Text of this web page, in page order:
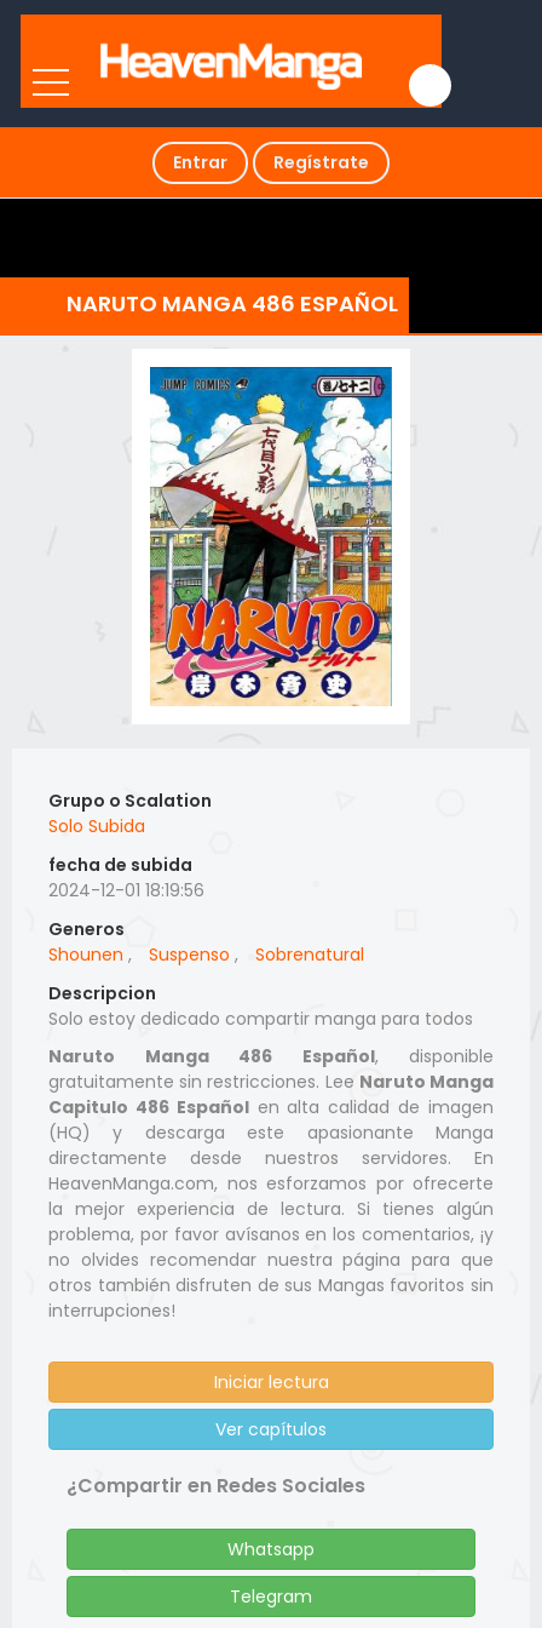
Entrar Regístrate
NARUTO MANGA 486 ESPAÑOL
Grupo o Scalation
Solo Subida
fecha de subida
2024-12-01 18:19:56
Generos
Shounen , Suspenso ,
Sobrenatural
Descripcion
Solo estoy dedicado compartir manga para todos
Naruto Manga 486 Español, disponible
gratuitamente sin restricciones. Lee Naruto Manga
Capitulo 486 Españolen alta calidad de imagen
(HQ) y descarga este apasionante Manga
directamente desde nuestros servidores. En
HeavenManga.com, nos esforzamos por ofrecerte
la mejor experiencia de lectura. Si tienes algún
problema, por favor avísanos en los comentarios, ¡y
no olvides recomendar nuestra página para que
otros también disfruten de sus Mangas favoritos sin
interrupciones!
Iniciar lectura
Ver capítulos
¿Compartir en Redes Sociales
Whatsapp
Telegram